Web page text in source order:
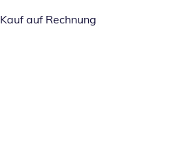
Kauf auf Rechnung